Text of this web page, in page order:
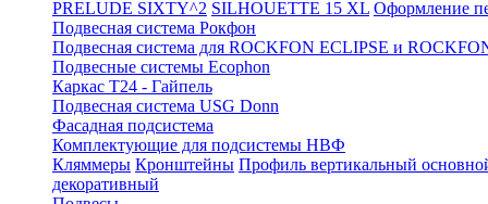
PRELUDE SIXTY^2 SILHOUETTE 15 XL Оформление
Подвесная система Рокфон
Подвесная система для ROCKFON ECLIPSE и
Подвесные системы Ecophon
Каркас Т24 - Гайпель
Подвесная система USG Donn
Фасадная подсистема
Комплектующие для подсистемы НВФ
Кляммеры Кронштейны Профиль вертикальный
декоративный